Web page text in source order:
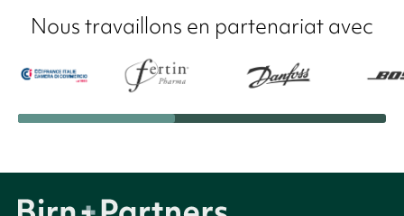
Nous travaillons en partenariat avec